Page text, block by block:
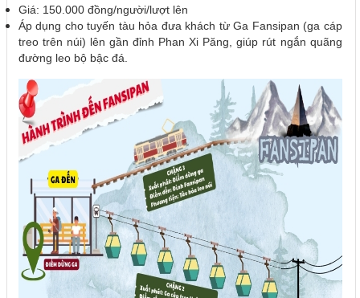
Giá: 150.000 đồng/người/lượt lên
Áp dụng cho tuyến tàu hỏa đưa khách từ Ga Fansipan (ga cáp
treo trên núi) lên gần đỉnh Phan Xi Păng, giúp rút ngắn quãng
đường leo bộ bậc đá.